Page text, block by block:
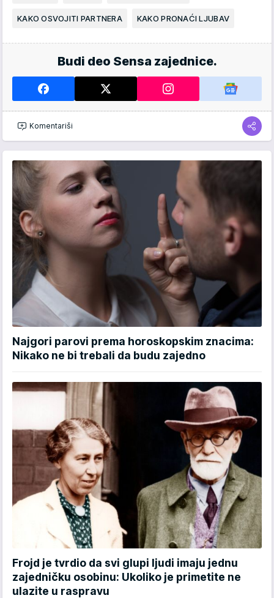
KAKO OSVOJITI PARTNERA KAKO PRONAĆI LJUBAV
Budi deo Sensa zajednice.
Komentariši
Najgori parovi prema horoskopskim znacima:
Nikako ne bi trebali da budu zajedno
Frojd je tvrdio da svi glupi ljudi imaju jednu
zajedničku osobinu: Ukoliko je primetite ne
ulazite u raspravu